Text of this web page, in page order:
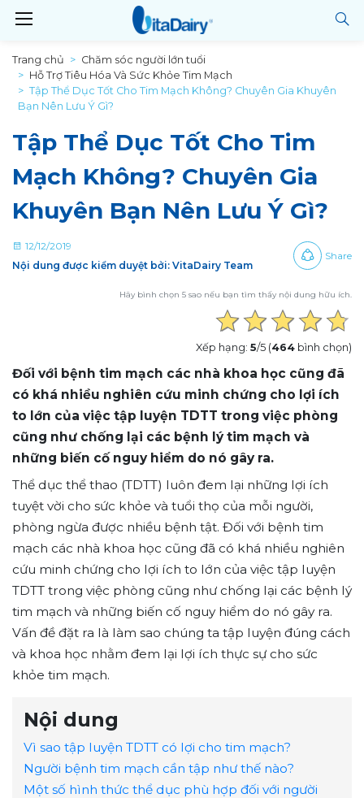
Trang chủ
Chăm sóc người lớn tuổi
Hỗ Trợ Tiêu Hóa Và Sức Khỏe Tim Mạch
Tập Thể Dục Tốt Cho Tim Mạch Không? Chuyên Gia Khuyên
Bạn Nên Lưu Ý Gì?
Tập Thể Dục Tốt Cho Tim
Mạch Không? Chuyên Gia
Khuyên Bạn Nên Lưu Ý Gì?
12/12/2019
Nội dung được kiểm duyệt bởi: VitaDairy Team
Share
Hãy bình chọn 5 sao nếu bạn tìm thấy nội dung hữu ích.
Xếp hạng: 5/5 (464 bình chọn)
Đối với bệnh tim mạch các nhà khoa học cũng đã
có khá nhiều nghiên cứu minh chứng cho lợi ích
to lớn của việc tập luyện TDTT trong việc phòng
cũng như chống lại các bệnh lý tim mạch và
những biến cố nguy hiểm do nó gây ra.
Thể dục thể thao (TDTT) luôn đem lại những lợi ích
tuyệt vời cho sức khỏe và tuổi thọ của mỗi người,
phòng ngừa được nhiều bệnh tật. Đối với bệnh tim
mạch các nhà khoa học cũng đã có khá nhiều nghiên
cứu minh chứng cho lợi ích to lớn của việc tập luyện
TDTT trong việc phòng cũng như chống lại các bệnh lý
tim mạch và những biến cố nguy hiểm do nó gây ra.
Vấn đề đặt ra là làm sao chúng ta tập luyện đúng cách
và khoa học nhằm đem lại lợi ích thực sự cho sức
khỏe tim mạch.
Nội dung
Vì sao tập luyện TDTT có lợi cho tim mạch?
Người bệnh tim mạch cần tập như thế nào?
Một số hình thức thể dục phù hợp đối với người